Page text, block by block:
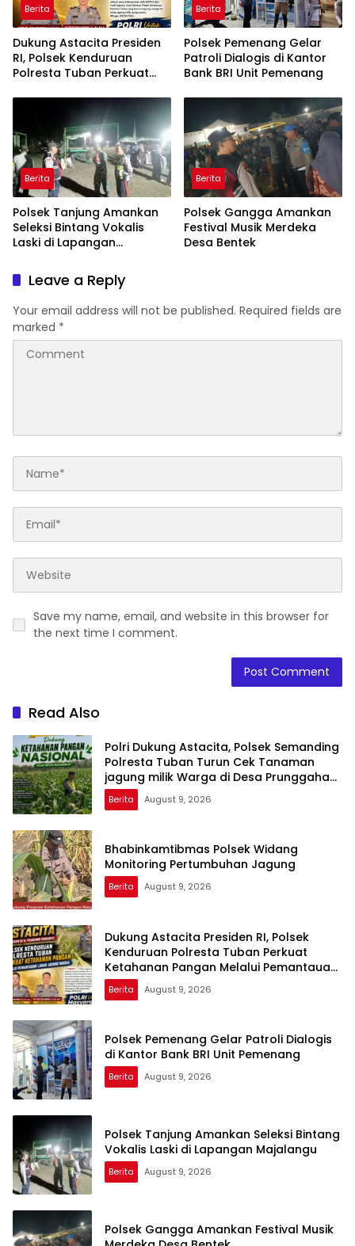
Berita
Dukung Astacita Presiden
RI, Polsek Kenduruan
Polresta Tuban Perkuat
Pemantauan Lahan
Jagung Warga
Berita
Polsek Pemenang Gelar
Patroli Dialogis di Kantor
Bank BRI Unit Pemenang
Berita
Polsek Tanjung Amankan
Seleksi Bintang Vokalis
Laski di Lapangan
Berita
Polsek Gangga Amankan
Festival Musik Merdeka
Desa Bentek
Leave a Reply
Your email address will not be published. Required fields are
marked *
Save my name, email, and website in this browser for
the next time I comment.
Read Also
Polri Dukung Astacita, Polsek Semanding
Polresta Tuban Turun Cek Tanaman
jagung milik Warga di Desa Prunggahan
wetan
Berita August 9, 2026
Bhabinkamtibmas Polsek Widang
Monitoring Pertumbuhan Jagung
Berita August 9, 2026
Dukung Astacita Presiden RI, Polsek
Kenduruan Polresta Tuban Perkuat
Ketahanan Pangan Melalui Pemantauan
Lahan Jagung Warga
Berita August 9, 2026
Polsek Pemenang Gelar Patroli Dialogis
di Kantor Bank BRI Unit Pemenang
Berita August 9, 2026
Polsek Tanjung Amankan Seleksi Bintang
Vokalis Laski di Lapangan Majalangu
Berita August 9, 2026
Polsek Gangga Amankan Festival Musik